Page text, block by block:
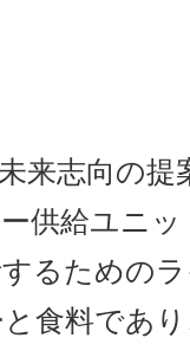
来志向の
供給ユニ
るための
食料であ